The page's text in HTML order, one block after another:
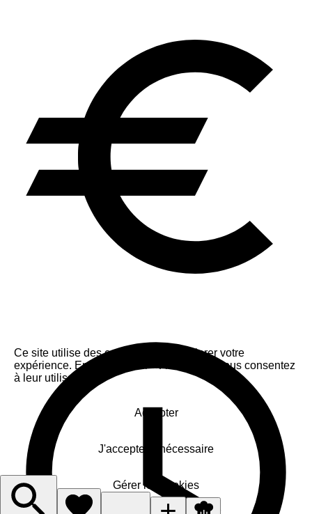
Ce site utilise des cookies pour améliorer votre
expérience. En cliquant sur « Accepter », vous consentez
à leur utilisation.
Accepter
J'accepte le nécessaire
Gérer les cookies